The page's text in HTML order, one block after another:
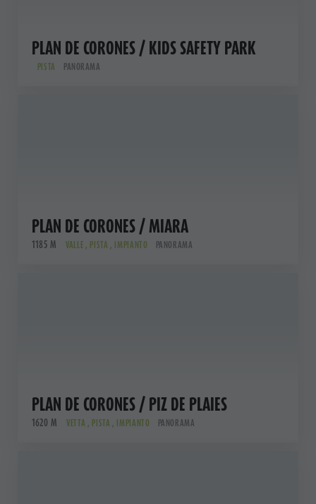
PLAN DE CORONES / KIDS SAFETY PARK
PISTA PANORAMA
PLAN DE CORONES / MIARA
1185 M VALLE , PISTA , IMPIANTO PANORAMA
PLAN DE CORONES / PIZ DE PLAIES
1620 M VETTA , PISTA , IMPIANTO PANORAMA